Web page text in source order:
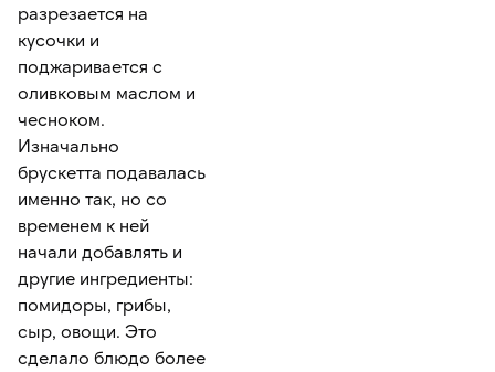
разрезается на
кусочки и
поджаривается с
оливковым маслом и
чесноком.
Изначально
брускетта подавалась
именно так, но со
временем к ней
начали добавлять и
другие ингредиенты:
помидоры, грибы,
сыр, овощи. Это
сделало блюдо более